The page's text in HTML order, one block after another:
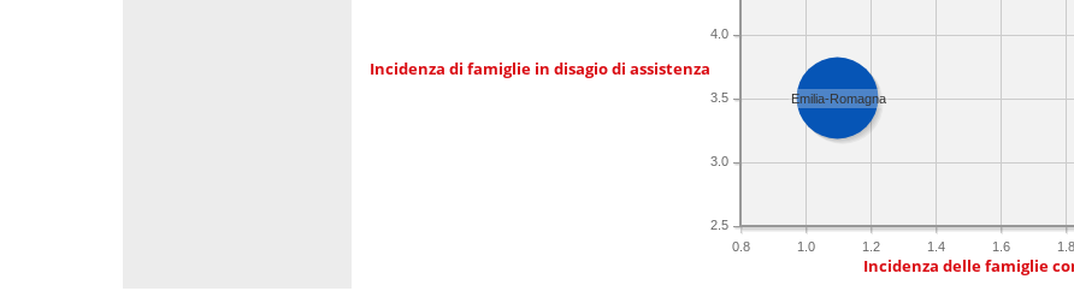
Incidenza di famiglie in disagio di assistenza
0.8 1.0 1.2 1.4 1.6 1.8
2.5
3.0
3.5
4.0
Emilia-Romagna
Incidenza delle famiglie